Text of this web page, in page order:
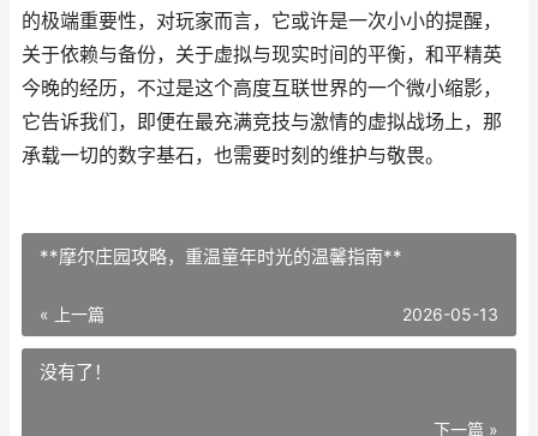
的极端重要性，对玩家而言，它或许是一次小小的提醒，
关于依赖与备份，关于虚拟与现实时间的平衡，和平精英
今晚的经历，不过是这个高度互联世界的一个微小缩影，
它告诉我们，即便在最充满竞技与激情的虚拟战场上，那
承载一切的数字基石，也需要时刻的维护与敬畏。
**摩尔庄园攻略，重温童年时光的温馨指南**
« 上一篇 2026-05-13
没有了！
下一篇 »